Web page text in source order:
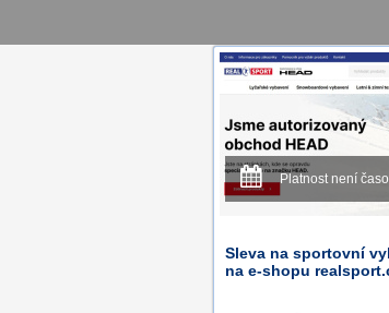
Platnost není
Sleva na sportovní
na e-shopu